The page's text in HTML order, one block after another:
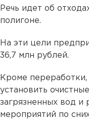
Речь идет об
полигоне.
На эти цели
36,7 млн рублей.
Кроме
установить
загрязненных вод и
мероприятий по